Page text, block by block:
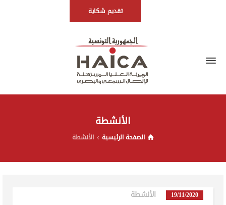
تقديم شكاية
الأنشطة
الصفحة الرئيسية الأنشطة
19/11/2020 الأنشطة